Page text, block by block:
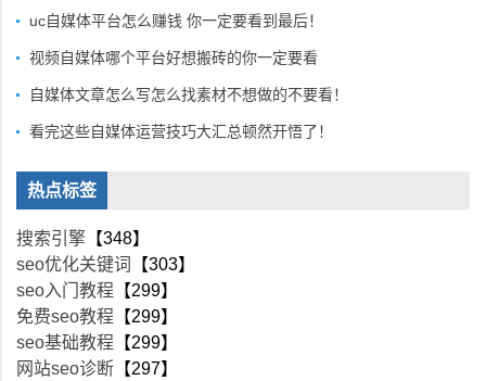
uc自媒体平台怎么赚钱 你一定要看到最后！
视频自媒体哪个平台好想搬砖的你一定要看
自媒体文章怎么写怎么找素材不想做的不要看！
看完这些自媒体运营技巧大汇总顿然开悟了！
热点标签
搜索引擎 【348】
seo优化关键词
【303】
seo入门教程 【299】
免费seo教程 【299】
seo基础教程 【299】
网站seo诊断 【297】